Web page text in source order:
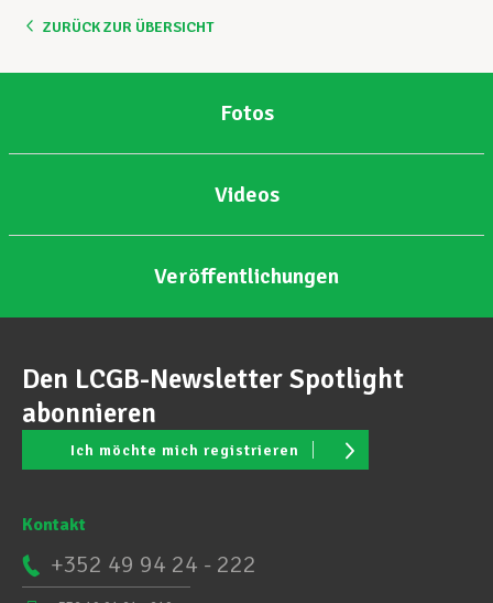
ZURÜCK ZUR ÜBERSICHT
Fotos
Videos
Veröffentlichungen
Den LCGB-Newsletter Spotlight
abonnieren
Ich möchte mich registrieren
Kontakt
+352 49 94 24 - 222